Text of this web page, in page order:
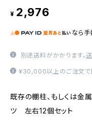
¥ 2,976
なら 手
別途送料がかかります。
¥30,000以上のご注文で
既存の棚柱、もしくは
ツ 左右12個セット